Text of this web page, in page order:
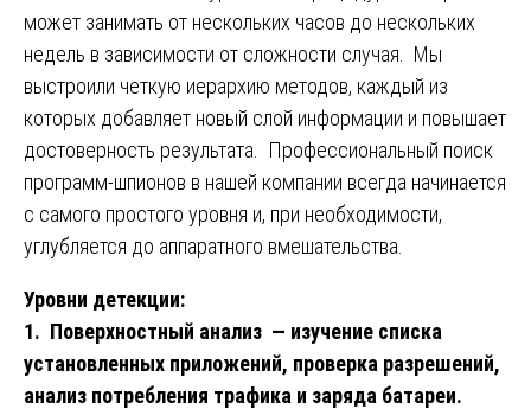
может занимать от нескольких часов до нескольких
недель в зависимости от сложности случая. Мы
выстроили четкую иерархию методов, каждый из
которых добавляет новый слой информации и повышает
достоверность результата. Профессиональный поиск
программ-шпионов в нашей компании всегда начинается
с самого простого уровня и, при необходимости,
углубляется до аппаратного вмешательства.
Уровни детекции:
1. Поверхностный анализ — изучение списка
установленных приложений, проверка разрешений,
анализ потребления трафика и заряда батареи.